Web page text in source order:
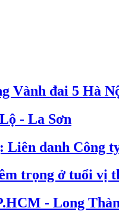
Vành đai 5 Hà
- La Sơn
danh Công
trọng ở tuổi vị
- Long